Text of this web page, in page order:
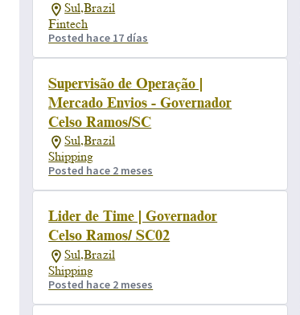
Sul,Brazil
Fintech
Posted hace 17 días
Supervisão de Operação |
Mercado Envios - Governador
Celso Ramos/SC
Sul,Brazil
Shipping
Posted hace 2 meses
Lider de Time | Governador
Celso Ramos/ SC02
Sul,Brazil
Shipping
Posted hace 2 meses